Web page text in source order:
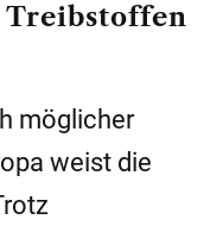
Treibstoffen
möglicher
weist die